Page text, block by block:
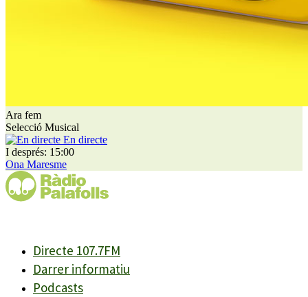
Ara fem
Selecció Musical
En directe
I després: 15:00
Ona Maresme
Directe 107.7FM
Darrer informatiu
Podcasts